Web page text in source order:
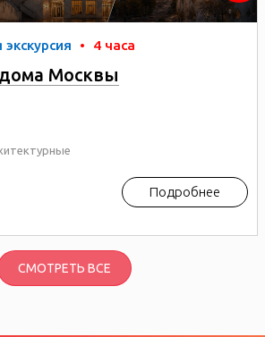
• 4 часа
Москвы
Подробнее
СМОТРЕТЬ ВСЕ